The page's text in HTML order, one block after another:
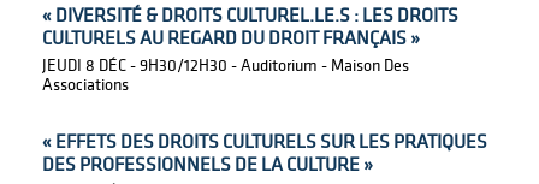
« DIVERSITÉ & DROITS CULTUREL.LE.S : LES DROITS
CULTURELS AU REGARD DU DROIT FRANÇAIS »
JEUDI 8 DÉC - 9H30/12H30 - Auditorium - Maison Des
Associations
« EFFETS DES DROITS CULTURELS SUR LES PRATIQUES
DES PROFESSIONNELS DE LA CULTURE »